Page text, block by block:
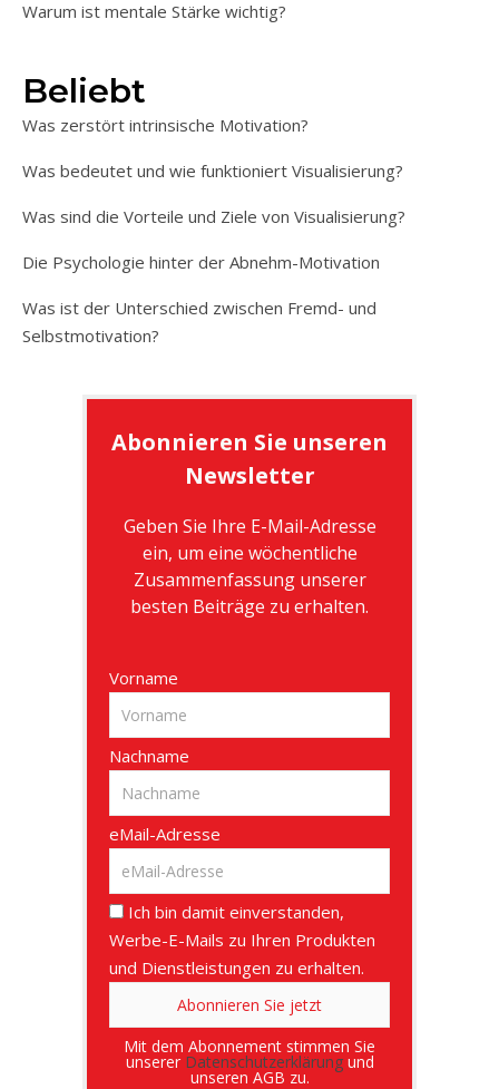
Warum ist mentale Stärke wichtig?
Beliebt
Was zerstört intrinsische Motivation?
Was bedeutet und wie funktioniert Visualisierung?
Was sind die Vorteile und Ziele von Visualisierung?
Die Psychologie hinter der Abnehm-Motivation
Was ist der Unterschied zwischen Fremd- und
Selbstmotivation?
Abonnieren Sie unseren
Newsletter
Geben Sie Ihre E-Mail-Adresse
ein, um eine wöchentliche
Zusammenfassung unserer
besten Beiträge zu erhalten.
Vorname
Nachname
eMail-Adresse
Ich bin damit einverstanden,
Werbe-E-Mails zu Ihren Produkten
und Dienstleistungen zu erhalten.
Mit dem Abonnement stimmen Sie
unserer Datenschutzerklärungund
unseren AGB zu.